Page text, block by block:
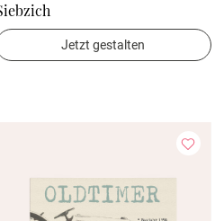
Jetzt gestalten